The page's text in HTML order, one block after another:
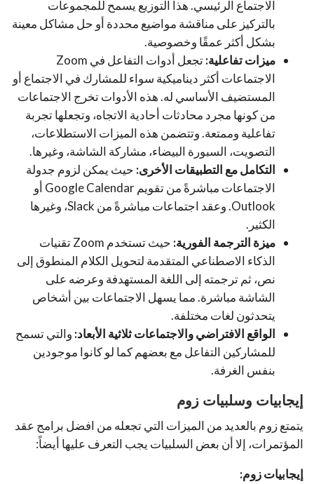
الاجتماع الرئيسي. هذا التوزيع يسمح للمجموعات
بالتركيز على مناقشة مواضيع محددة أو حل مشاكل معينة
بشكل أكثر عمقًا وخصوصية.
ميزات تفاعلية:
تجعل أدوات التفاعل في Zoom
الاجتماعات أكثر ديناميكية سواء للمشارك في الاجتماع أو
المستضيف الأساسي له. هذه الأدوات تخرج الاجتماعات
من كونها مجرد محادثات أحادية الاتجاه، وتجعلها تجربة
تفاعلية وممتعة. وتتضمن هذه الميزات الاستطلاعات،
التصويت، السبورة البيضاء، مشاركة الشاشة، وغيرها.
التكامل مع التطبيقات الأخرى: حيث يمكن لزوم جدولة
الاجتماعات مباشرةً من تقويم Google Calendar أو
Outlook. وعقد اجتماعات مباشرةً من Slack، وغيرها
الكثير.
ميزة الترجمة الفورية:
حيث تستخدم Zoom تقنيات
الذكاء الاصطناعي المتقدمة لتحويل الكلام المنطوق إلى
نص، ثم ترجمته إلى اللغة المستهدفة وعرضه على
الشاشة مباشرة. مما يسهل الاجتماعات بين أشخاص
يتحدثون لغات مختلفة.
الواقع الافتراضي والاجتماعات ثلاثية الأبعاد: والتي تسمح
للمشاركين التفاعل مع بعضهم كما لو كانوا موجودين
بنفس الغرفة.
إيجابيات وسلبيات زوم
يتمتع زوم بالعديد من الميزات التي تجعله من افضل برامج عقد
المؤتمرات، إلا أن بعض السلبيات يجب التعرف عليها أيضاً:
إيجابيات زوم: